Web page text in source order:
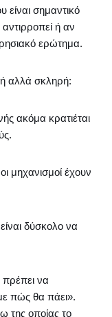
είναι σημαντικό
ή αν
ερώτημα.
αλλά σκληρή:
ακόμα κρατιέται
μηχανισμοί έχουν
δύσκολο να
πρέπει να
πώς θα πάει».
της οποίας το